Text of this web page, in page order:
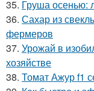
35. Груша осенью:
36. Сахар из
фермеров
37. Урожай в
хозяйстве
38. Томат Ажур f1